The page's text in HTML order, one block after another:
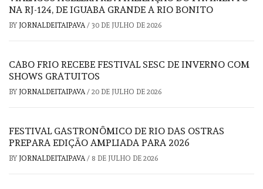
NA RJ-124, DE IGUABA GRANDE A RIO BONITO
BY JORNALDEITAIPAVA/ 30 DE JULHO DE 2026
CABO FRIO RECEBE FESTIVAL SESC DE INVERNO COM
SHOWS GRATUITOS
BY JORNALDEITAIPAVA/ 20 DE JULHO DE 2026
FESTIVAL GASTRONÔMICO DE RIO DAS OSTRAS
PREPARA EDIÇÃO AMPLIADA PARA 2026
BY JORNALDEITAIPAVA/ 8 DE JULHO DE 2026